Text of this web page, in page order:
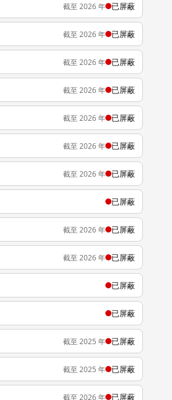
截至 2026 年 已屏蔽
截至 2026 年 已屏蔽
截至 2026 年 已屏蔽
截至 2026 年 已屏蔽
截至 2026 年 已屏蔽
截至 2026 年 已屏蔽
截至 2026 年 已屏蔽
已屏蔽
截至 2026 年 已屏蔽
截至 2026 年 已屏蔽
已屏蔽
已屏蔽
截至 2025 年 已屏蔽
截至 2025 年 已屏蔽
截至 2026 年 已屏蔽